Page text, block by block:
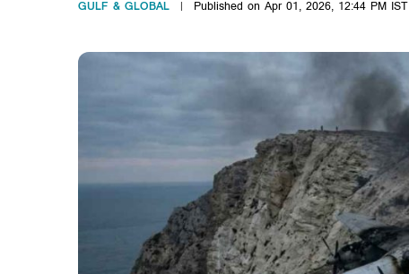
GULF & GLOBAL Published on Apr 01, 2026, 12:44 PM IST